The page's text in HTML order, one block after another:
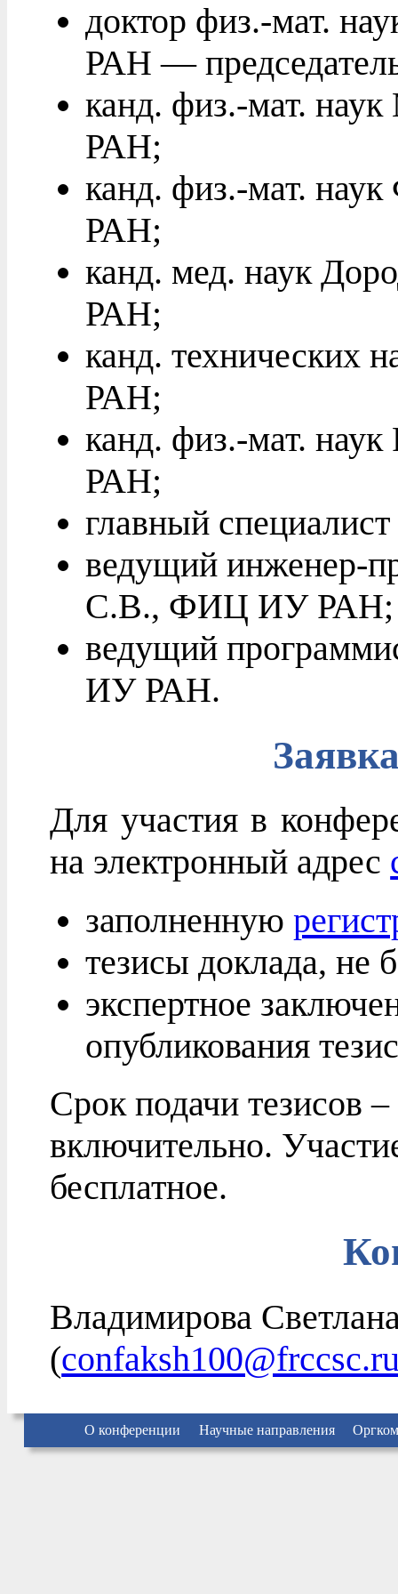
доктор физ.-мат.
РАН —
канд. физ.-мат.
РАН;
канд. физ.-мат.
РАН;
канд. мед. наук
РАН;
канд. технических
РАН;
канд. физ.-мат.
РАН;
главный
ведущий инженер-
С.В., ФИЦ ИУ РАН;
ведущий
ИУ РАН.
Для участия в
на электронный адрес
заполненную
тезисы доклада, не
экспертное
опубликования
Срок подачи тезисов
включительно.
бесплатное.
Владимирова
(
О конференции Научные направления